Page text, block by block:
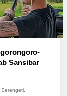
Sansibar